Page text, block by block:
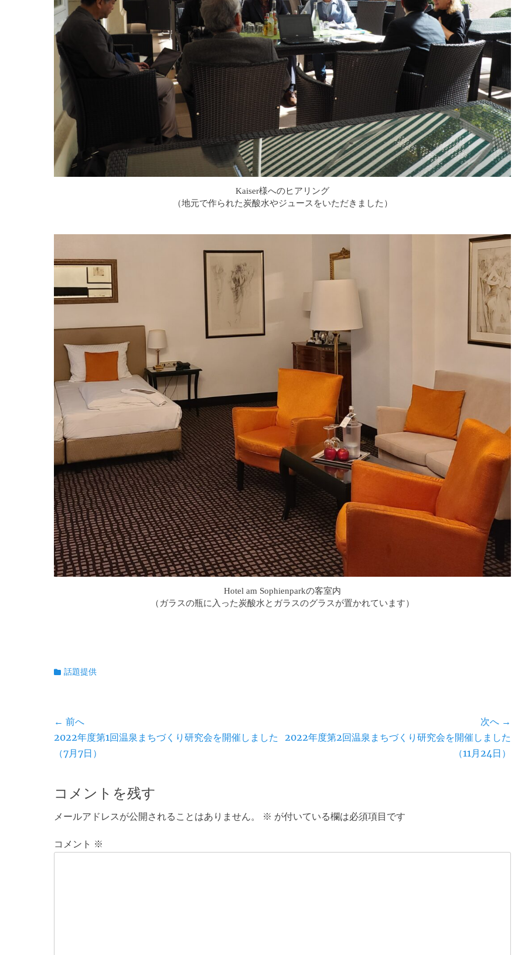
Kaiser様へのヒアリング
（地元で作られた炭酸水やジュースをいただきました）
Hotel am Sophienparkの客室内
（ガラスの瓶に入った炭酸水とガラスのグラスが置かれています）
ce
bo
カ
ー
話題提供
投
稿
ビ
シ
← 前へ
前
の
2022年度第1回温泉まちづくり研究会を開催しました
（7月7日）
次へ →
次
2022年度第2回温泉まちづくり研究会を開催しました
（11月24日）
コメントを残す
メールアドレスが公開されることはありません。 ※ が付いている欄は必須項目です
コメント ※